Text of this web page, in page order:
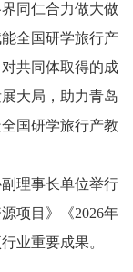
同仁合力做大做
全国研学旅行产
共同体取得的成
大局，助力青岛
国研学旅行产教
理事长单位举行
项目》《2026年
业重要成果。